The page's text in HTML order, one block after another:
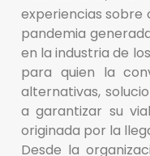
experiencias sobre
pandemia
en la industria de
para quien la
alternativas,
a garantizar su
originada por la
Desde la